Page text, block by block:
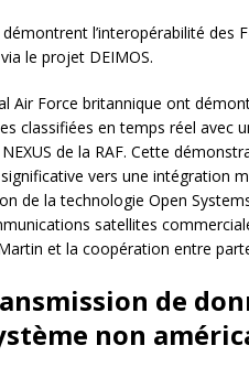
l’interopérabilité des
le projet DEIMOS.
Air Force britannique ont
classifiées en temps réel avec
de la RAF. Cette
vers une intégration
de la technologie Open
satellites
et la coopération entre
de
non